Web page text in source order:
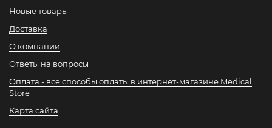
Новые товары
Доставка
О компании
Ответы на вопросы
Оплата - все способы оплаты в интернет-магазине Medical
Store
Карта сайта